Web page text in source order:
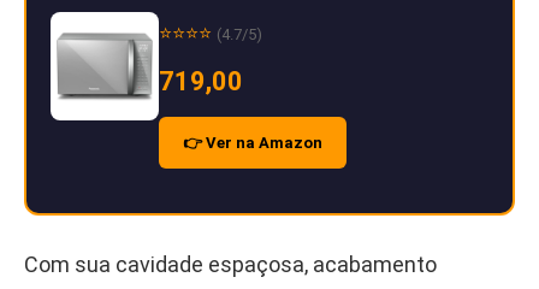
⭐⭐⭐⭐ (4.7/5)
719,00
👉 Ver na Amazon
Com sua cavidade espaçosa, acabamento